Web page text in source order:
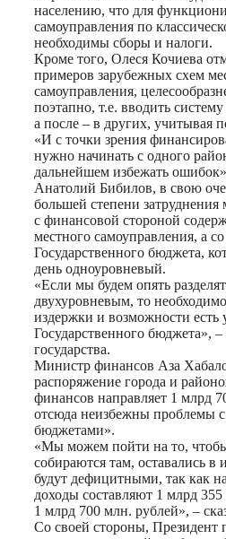
населению, что для
самоуправления по
необходимы сборы и налоги.
Кроме того, Олеся Кочиева
примеров зарубежных схем
самоуправления,
поэтапно, т.е. вводить
а после – в других, учитывая
«И с точки зрения
нужно начинать с одного
дальнейшем избежать
Анатолий Бибилов, в свою
большей степени затруднения
с финансовой стороной
местного самоуправления, а
Государственного бюджета,
день одноуровневый.
«Если мы будем опять
двухуровневым, то
издержки и возможности есть
Государственного бюджета», –
государства.
Министр финансов Аза
распоряжение города и
финансов направляет 1 млрд
отсюда неизбежны проблемы
бюджетами».
«Мы можем пойти на то,
собираются там, оставались в
будут дефицитными, так как
доходы составляют 1 млрд
1 млрд 700 млн. рублей», –
Со своей стороны, Президент